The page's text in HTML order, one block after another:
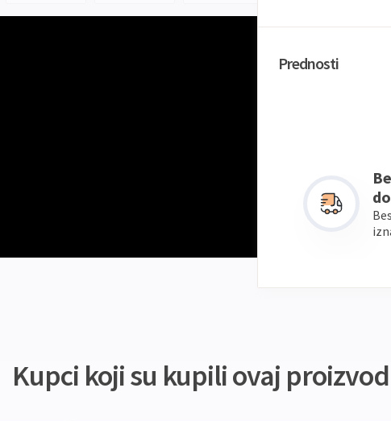
Prednosti
Kupci koji su kupili ovaj